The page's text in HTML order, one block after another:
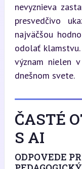
nevyznieva
presvedčivo
najväčšou
odolať
význam nielen
dnešnom svete.
ČASTÉ
S AI
ODPOVEDE